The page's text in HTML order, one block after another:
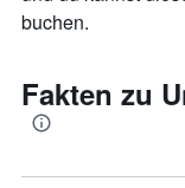
buchen.
Fakten zu